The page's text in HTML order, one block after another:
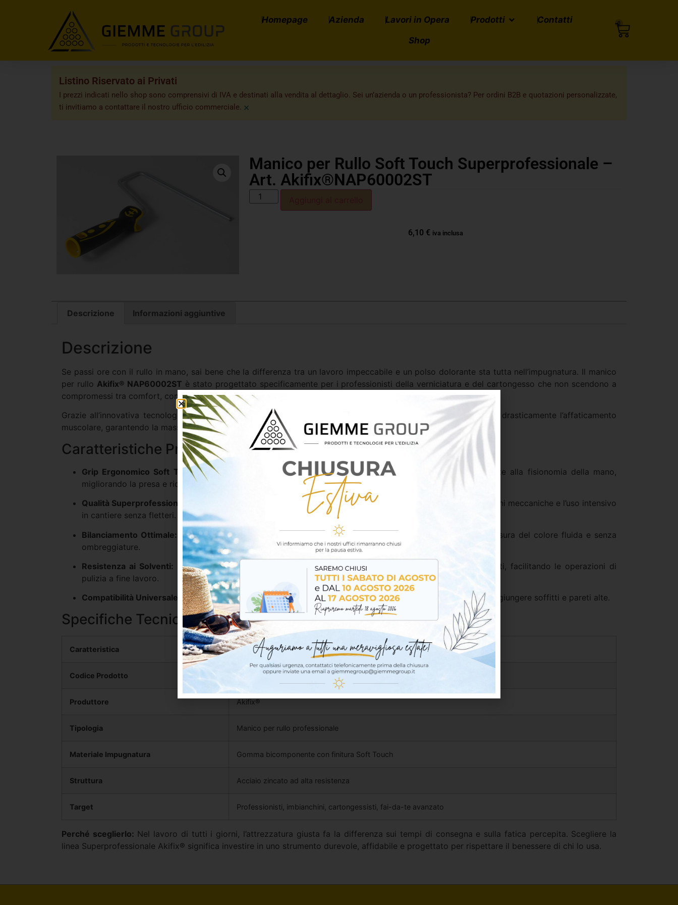
Homepage Azienda Lavori in Opera Prodotti Contatti
Shop
0
Listino Riservato ai Privati
I prezzi indicati nello shop sono comprensivi di IVA e destinati alla vendita al dettaglio. Sei un’azienda o un professionista? Per ordini B2B e quotazioni personalizzate,
ti invitiamo a contattare il nostro ufficio commerciale. ×
Manico per Rullo Soft Touch Superprofessionale –
Art. Akifix®NAP60002ST
6,10 € iva inclusa
Descrizione Informazioni aggiuntive
Descrizione
Se passi ore con il rullo in mano, sai bene che la differenza tra un lavoro impeccabile e un polso dolorante sta tutta nell’impugnatura. Il manico
per rullo Akifix® NAP60002ST è stato progettato specificamente per i professionisti della verniciatura e del cartongesso che non scendono a
compromessi tra comfort, controllo e resistenza.
Grazie all’innovativa tecnologiaSoft Touch, questo manico offre una presa ergonomica e vellutata che riduce drasticamente l’affaticamento
muscolare, garantendo la massima precisione anche durante le sessioni di lavoro più intense e prolungate.
Caratteristiche Principali
Grip Ergonomico Soft Touch:Impugnatura antiscivolo bicomponente studiata per adattarsi perfettamente alla fisionomia della mano,
migliorando la presa e riducendo lo stress articolare.
Qualità Superprofessionale:
Struttura in acciaio ad alta resistenza, progettata per sopportare le sollecitazioni meccaniche e l’uso intensivo
in cantiere senza fletteri.
Bilanciamento Ottimale:
Distribuisce la pressione in modo uniforme sulla superficie, permettendo una stesura del colore fluida e senza
ombreggiature.
Resistenza ai Solventi: I materiali di alta qualità dell’impugnatura resistono all’azione di solventi e diluenti, facilitando le operazioni di
pulizia a fine lavoro.
Compatibilità Universale: Predisposto per l’innesto rapido e sicuro su prolunghe telescopiche, ideale per raggiungere soffitti e pareti alte.
Specifiche Tecniche
Caratteristica Dettaglio
Codice Prodotto NAP60002ST
Produttore Akifix®
Tipologia Manico per rullo professionale
Materiale Impugnatura Gomma bicomponente con finitura Soft Touch
Struttura Acciaio zincato ad alta resistenza
Target Professionisti, imbianchini, cartongessisti, fai-da-te avanzato
Perché sceglierlo: Nel lavoro di tutti i giorni, l’attrezzatura giusta fa la differenza sui tempi di consegna e sulla fatica percepita. Scegliere la
linea Superprofessionale Akifix® significa investire in uno strumento durevole, affidabile e progettato per rispettare il benessere di chi lo usa.